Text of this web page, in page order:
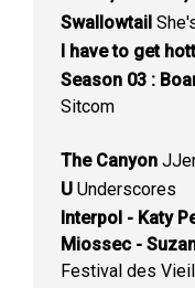
Swallowtail
I have to get
Season 03 :
Sitcom
The Canyon
U Underscores
Interpol - Katy
Miossec -
Festival des